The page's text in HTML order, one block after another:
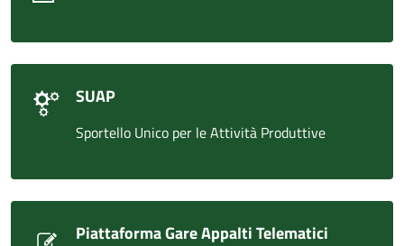
SUAP
Sportello Unico per le Attività Produttive
Piattaforma Gare Appalti Telematici